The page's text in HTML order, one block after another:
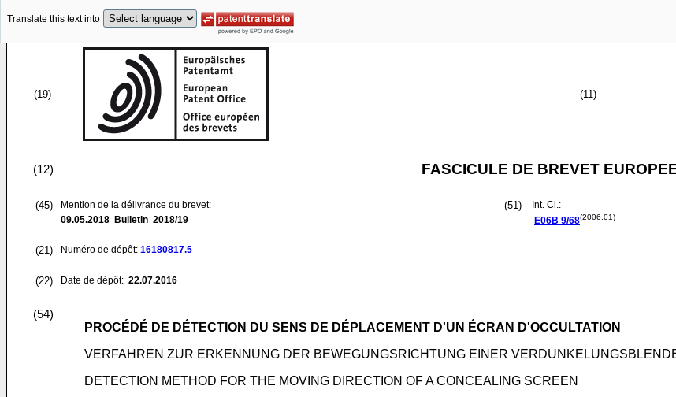
Translate this text into
(19) (11)
(12) FASCICULE DE BREVET
(45)
Mention de la délivrance du brevet:
09.05.2018 Bulletin 2018/19
(21) Numéro de dépôt: 16180817.5
(22) Date de dépôt: 22.07.2016
(51)
Int. Cl.:
E06B 9/68(2006.01)
(54)
PROCÉDÉ DE DÉTECTION DU SENS DE DÉPLACEMENT D'UN ÉCRAN D'OCCULTATION
VERFAHREN ZUR ERKENNUNG DER BEWEGUNGSRICHTUNG EINER
DETECTION METHOD FOR THE MOVING DIRECTION OF A CONCEALING SCREEN